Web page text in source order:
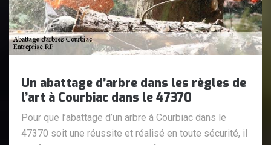
Un abattage d’arbre dans les règles de
l’art à Courbiac dans le 47370
Pour que l’abattage d’un arbre à Courbiac dans le
47370 soit une réussite et réalisé en toute sécurité, il